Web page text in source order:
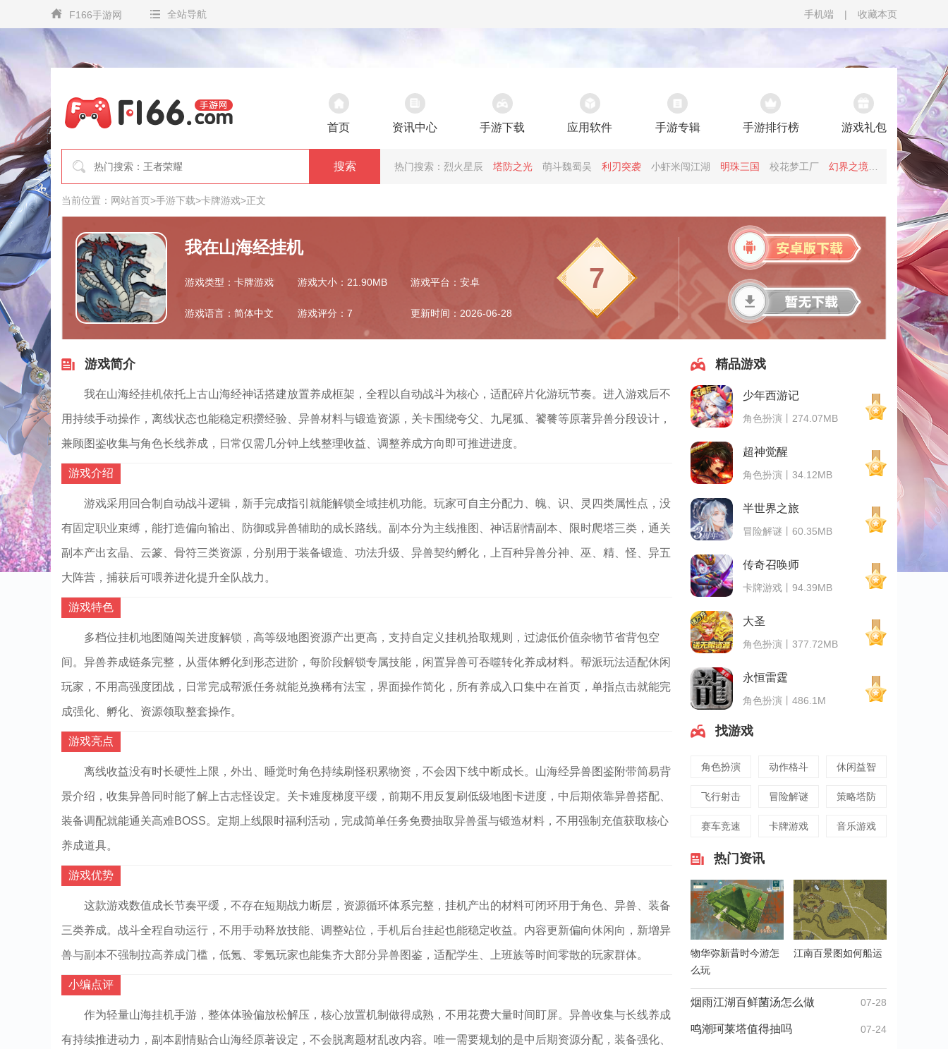
F166手游网 全站导航 手机端 | 收藏本页
首页 资讯中心 手游下载 应用软件 手游专辑 手游排行榜 游戏礼包
搜索 热门搜索： 烈火星辰 塔防之光 萌斗魏蜀吴 利刃突袭 小虾米闯江湖 明珠三国 校花梦工厂 幻界之境 凡人飞仙传
当前位置： 网站首页>手游下载>卡牌游戏>正文
我在山海经挂机
游戏类型：卡牌游戏 游戏大小：21.90MB 游戏平台：安卓
游戏语言：简体中文 游戏评分：7 更新时间：2026-06-28
7
游戏简介
我在山海经挂机依托上古山海经神话搭建放置养成框架，全程以自动战斗为核心，适配碎片化游玩节奏。进入游戏后不
用持续手动操作，离线状态也能稳定积攒经验、异兽材料与锻造资源，关卡围绕夸父、九尾狐、饕餮等原著异兽分段设计，
兼顾图鉴收集与角色长线养成，日常仅需几分钟上线整理收益、调整养成方向即可推进进度。
游戏介绍
游戏采用回合制自动战斗逻辑，新手完成指引就能解锁全域挂机功能。玩家可自主分配力、魄、识、灵四类属性点，没
有固定职业束缚，能打造偏向输出、防御或异兽辅助的成长路线。副本分为主线推图、神话剧情副本、限时爬塔三类，通关
副本产出玄晶、云篆、骨符三类资源，分别用于装备锻造、功法升级、异兽契约孵化，上百种异兽分神、巫、精、怪、异五
大阵营，捕获后可喂养进化提升全队战力。
游戏特色
多档位挂机地图随闯关进度解锁，高等级地图资源产出更高，支持自定义挂机拾取规则，过滤低价值杂物节省背包空
间。异兽养成链条完整，从蛋体孵化到形态进阶，每阶段解锁专属技能，闲置异兽可吞噬转化养成材料。帮派玩法适配休闲
玩家，不用高强度团战，日常完成帮派任务就能兑换稀有法宝，界面操作简化，所有养成入口集中在首页，单指点击就能完
成强化、孵化、资源领取整套操作。
游戏亮点
离线收益没有时长硬性上限，外出、睡觉时角色持续刷怪积累物资，不会因下线中断成长。山海经异兽图鉴附带简易背
景介绍，收集异兽同时能了解上古志怪设定。关卡难度梯度平缓，前期不用反复刷低级地图卡进度，中后期依靠异兽搭配、
装备调配就能通关高难BOSS。定期上线限时福利活动，完成简单任务免费抽取异兽蛋与锻造材料，不用强制充值获取核心
养成道具。
游戏优势
这款游戏数值成长节奏平缓，不存在短期战力断层，资源循环体系完整，挂机产出的材料可闭环用于角色、异兽、装备
三类养成。战斗全程自动运行，不用手动释放技能、调整站位，手机后台挂起也能稳定收益。内容更新偏向休闲向，新增异
兽与副本不强制拉高养成门槛，低氪、零氪玩家也能集齐大部分异兽图鉴，适配学生、上班族等时间零散的玩家群体。
小编点评
作为轻量山海挂机手游，整体体验偏放松解压，核心放置机制做得成熟，不用花费大量时间盯屏。异兽收集与长线养成
有持续推进动力，副本剧情贴合山海经原著设定，不会脱离题材乱改内容。唯一需要规划的是中后期资源分配，装备强化、
精品游戏
少年西游记
角色扮演丨274.07MB
超神觉醒
角色扮演丨34.12MB
半世界之旅
冒险解谜丨60.35MB
传奇召唤师
卡牌游戏丨94.39MB
大圣
角色扮演丨377.72MB
永恒雷霆
角色扮演丨486.1M
找游戏
角色扮演 动作格斗 休闲益智
飞行射击 冒险解谜 策略塔防
赛车竞速 卡牌游戏 音乐游戏
热门资讯
物华弥新昔时今游怎
么玩
江南百景图如何船运
烟雨江湖百鲜菌汤怎么做 07-28
鸣潮珂莱塔值得抽吗 07-24